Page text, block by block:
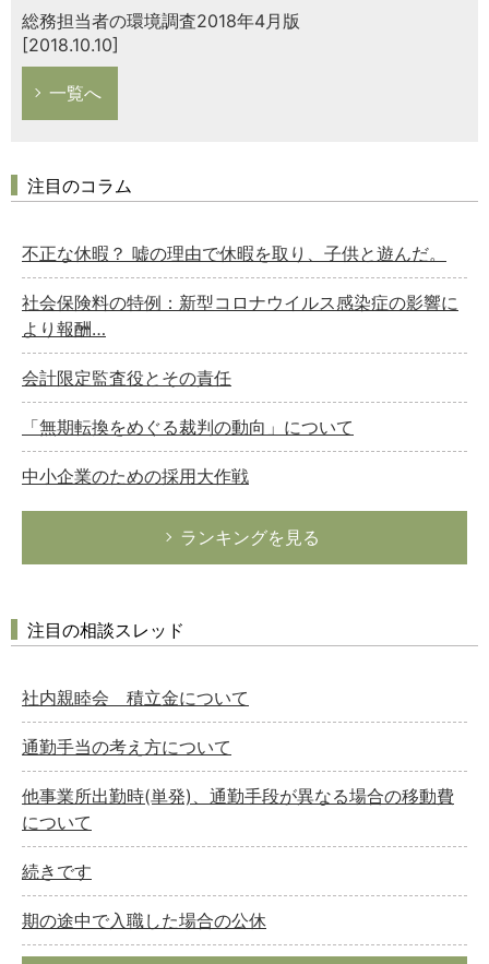
総務担当者の環境調査2018年4月版
[2018.10.10]
一覧へ
注目のコラム
不正な休暇？ 嘘の理由で休暇を取り、子供と遊んだ。
社会保険料の特例：新型コロナウイルス感染症の影響に
より報酬…
会計限定監査役とその責任
「無期転換をめぐる裁判の動向」について
中小企業のための採用大作戦
ランキングを見る
注目の相談スレッド
社内親睦会 積立金について
通勤手当の考え方について
他事業所出勤時(単発)、通勤手段が異なる場合の移動費
について
続きです
期の途中で入職した場合の公休